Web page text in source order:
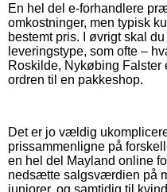
En hel del e-forhandlere
omkostninger, men typisk
bestemt pris. I øvrigt skal
leveringstype, som ofte –
Roskilde, Nykøbing Falster
ordren til en pakkeshop.
Det er jo vældig
prissammenligne på
en hel del Mayland online
nedsætte salgsværdien på
juniorer, og samtidig til